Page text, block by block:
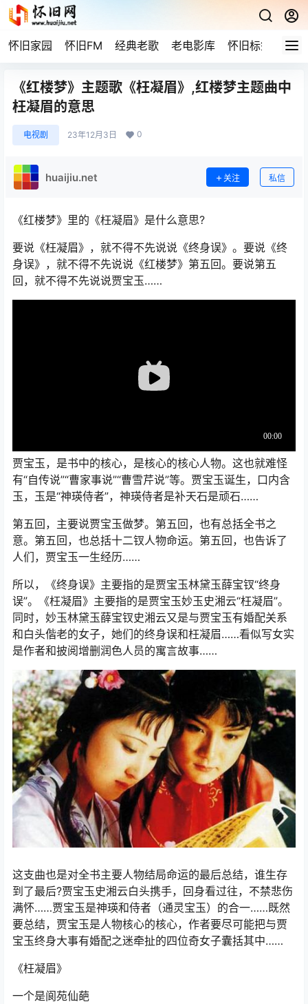
怀旧家园 怀旧FM 经典老歌 老电影库 怀旧标签 网
《红楼梦》主题歌《枉凝眉》,红楼梦主题曲中
枉凝眉的意思
电视剧 23年12月3日 0
huaijiu.net 关注 私信
《红楼梦》里的《枉凝眉》是什么意思?
要说《枉凝眉》，就不得不先说说《终身误》。要说《终
身误》，就不得不先说说《红楼梦》第五回。要说第五
回，就不得不先说说贾宝玉……
贾宝玉，是书中的核心，是核心的核心人物。这也就难怪
有“自传说”“曹家事说”“曹雪芹说”等。贾宝玉诞生，口内含
玉，玉是“神瑛侍者”，神瑛侍者是补天石是顽石……
第五回，主要说贾宝玉做梦。第五回，也有总括全书之
意。第五回，也总括十二钗人物命运。第五回，也告诉了
人们，贾宝玉一生经历……
所以，《终身误》主要指的是贾宝玉林黛玉薛宝钗“终身
误”。《枉凝眉》主要指的是贾宝玉妙玉史湘云“枉凝眉”。
同时，妙玉林黛玉薛宝钗史湘云又是与贾宝玉有婚配关系
和白头偕老的女子，她们的终身误和枉凝眉……看似写女实
是作者和披阅增删润色人员的寓言故事……
这支曲也是对全书主要人物结局命运的最后总结，谁生存
到了最后?贾宝玉史湘云白头携手，回身看过往，不禁悲伤
满怀……贾宝玉是神瑛和侍者（通灵宝玉）的合一……既然
要总结，贾宝玉是人物核心的核心，作者要尽可能把与贾
宝玉终身大事有婚配之迷牵扯的四位奇女子囊括其中……
《枉凝眉》
一个是阆苑仙葩